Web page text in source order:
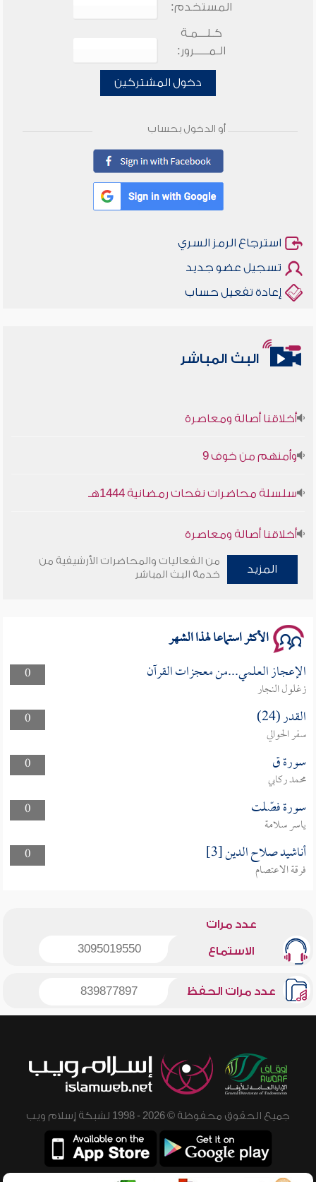
المستخدم:
كـلـــمـة
الـمـــــرور:
دخول المشتركين
أو الدخول بحساب
استرجاع الرمز السري
تسجيل عضو جديد
إعادة تفعيل حساب
البث المباشر
أخلاقنا أصالة ومعاصرة
وأمنهم من خوف 9
سلسلة محاضرات نفحات رمضانية 1444هـ
أخلاقنا أصالة ومعاصرة
وأمنهم من خوف 9
المزيد
من الفعاليات والمحاضرات الأرشيفية من
خدمة البث المباشر
الأكثر استماعا لهذا الشهر
0 الإعجاز العلمي...من معجزات القرآن
زغلول النجار
0
القدر (24)
سفر الحوالي
0
سورة ق
محمد ركابي
0
سورة فصّلت
ياسر سلامة
0
أناشيد صلاح الدين [3]
فرقة الاعتصام
عدد مرات
الاستماع 3095019550
عدد مرات الحفظ 839877897
جميع الحقوق محفوظة © 2026 - 1998 لشبكة إسلام ويب